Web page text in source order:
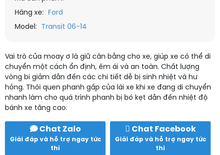
Hãng xe:
Ford
Model:
Transit 06-14
Vai trò của moay ơ là giữ cân bằng cho xe, giúp xe có thể di
chuyển một cách ổn định, êm ái và an toàn. Chất lượng
vòng bi giảm dẫn đến các chi tiết dễ bị sinh nhiệt và hư
hỏng. Thói quen phanh gấp của lái xe khi xe đang di chuyển
nhanh làm cho quá trình phanh bị bó kẹt dẫn đến nhiệt độ
bánh xe tăng cao.
Chat Zalo
Giải đáp và hỗ trợ ngay tức
thì
Chat Facebook
Giải đáp và hỗ trợ ngay tức
thì